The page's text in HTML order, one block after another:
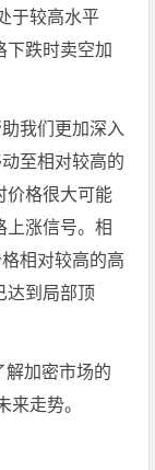
于较高水平
下跌时卖空加
我们更加深入
至相对较高的
价格很大可能
上涨信号。相
相对较高的高
达到局部顶
解加密市场的
来走势。